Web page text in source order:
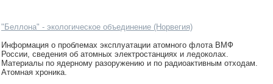
"Беллона" - экологическое объединение (Норвегия)
Информация о проблемах эксплуатации атомного флота ВМФ
России, сведения об атомных электростанциях и ледоколах.
Материалы по ядерному разоружению и по радиоактивным отходам.
Атомная хроника.